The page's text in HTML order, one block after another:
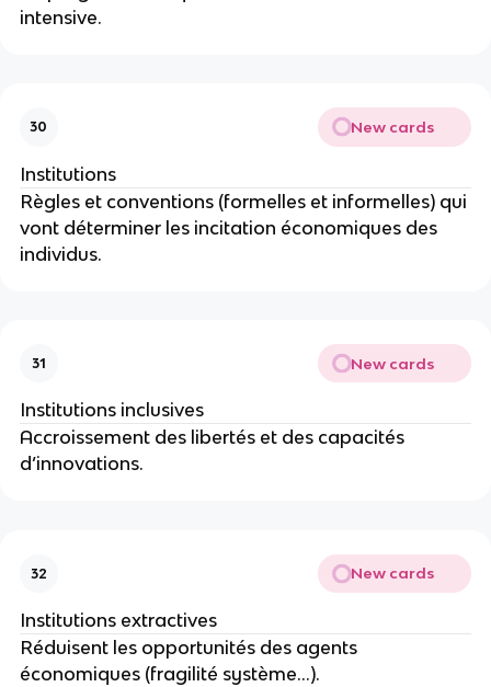
intensive.
30 New cards
Institutions
Règles et conventions (formelles et informelles) qui
vont déterminer les incitation économiques des
individus.
31 New cards
Institutions inclusives
Accroissement des libertés et des capacités
d’innovations.
32 New cards
Institutions extractives
Réduisent les opportunités des agents
économiques (fragilité système…).